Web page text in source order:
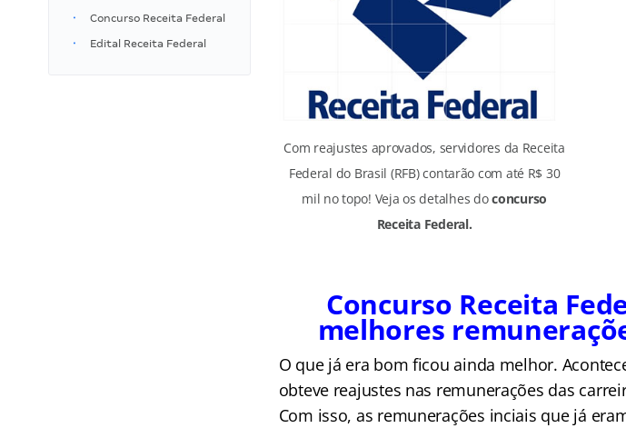
Concurso Receita Federal
Edital Receita Federal
Com reajustes aprovados, servidores da Receita
Federal do Brasil (RFB) contarão com até R$ 30
mil no topo! Veja os detalhes doconcurso
Receita Federal.
Concurso Receita
melhores
O que já era bom ficou ainda melhor.
obteve reajustes nas remunerações das
Com isso, as remunerações inciais que já